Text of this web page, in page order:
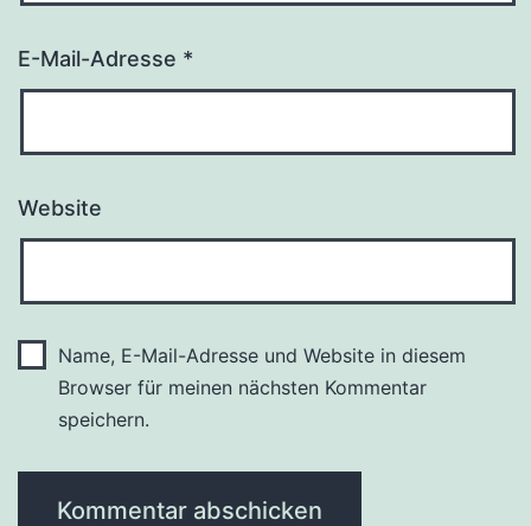
E-Mail-Adresse *
Website
Name, E-Mail-Adresse und Website in diesem
Browser für meinen nächsten Kommentar
speichern.